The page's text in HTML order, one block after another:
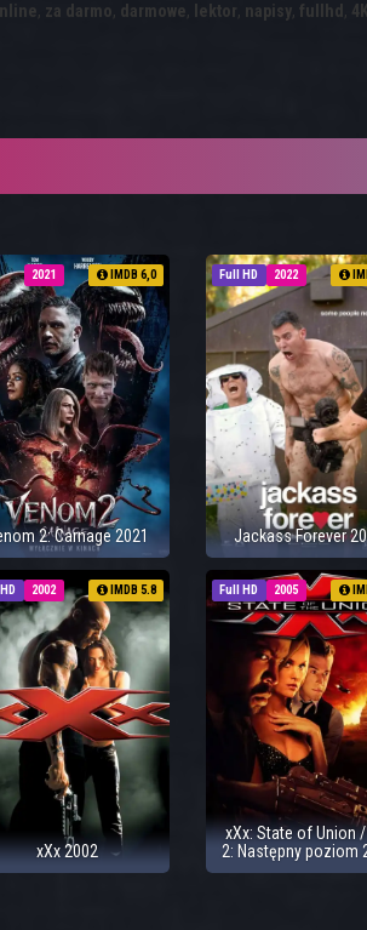
, za darmo, darmowe, lektor, napisy, fullhd , 4K
2021 IMDB 6,0
2: Carnage 2021
Full HD 2022
Jackass Forever
2002 IMDB 5.8
xXx 2002
Full HD 2005
xXx: State of Union /
2: Następny poziom